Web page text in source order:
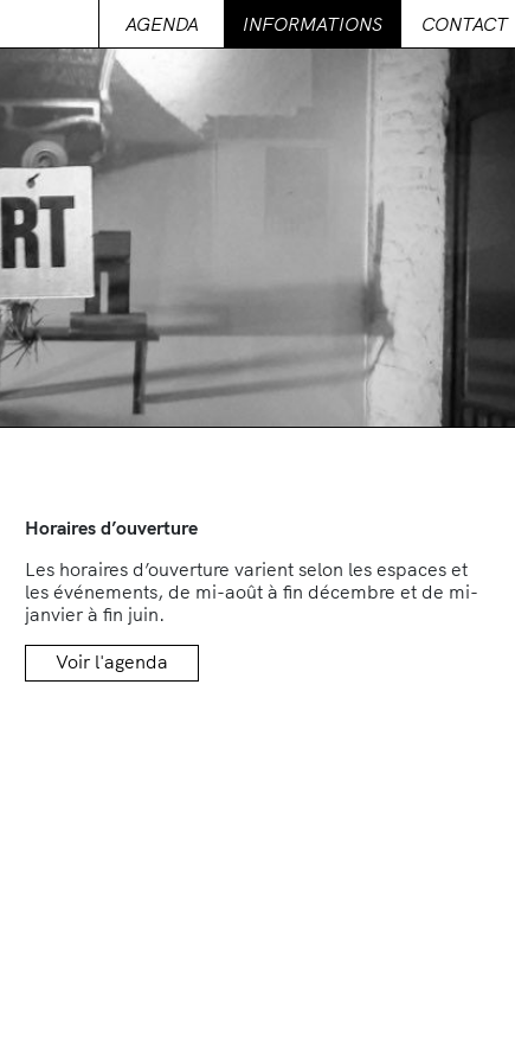
AGENDA INFORMATIONS CONTACT
Horaires d’ouverture
Les horaires d’ouverture varient selon les espaces et
les événements, de mi-août à fin décembre et de mi-
janvier à fin juin.
Voir l'agenda